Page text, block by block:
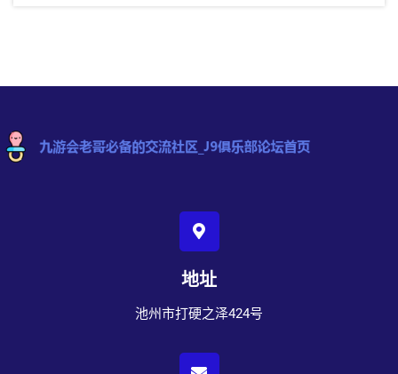
地址
池州市打硬之泽424号